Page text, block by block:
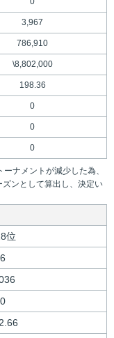
3,967
786,910
\8,802,000
198.36
0
0
0
ナメントが減少した為、
ンとして算出し、決定い
位
6
0